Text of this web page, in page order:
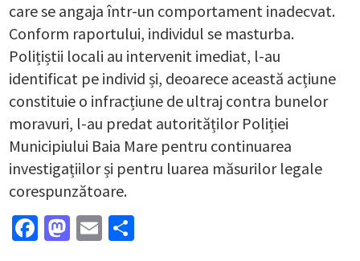
care se angaja într-un comportament inadecvat.
Conform raportului, individul se masturba.
Polițiștii locali au intervenit imediat, l-au
identificat pe individ și, deoarece această acțiune
constituie o infracțiune de ultraj contra bunelor
moravuri, l-au predat autorităților Poliției
Municipiului Baia Mare pentru continuarea
investigațiilor și pentru luarea măsurilor legale
corespunzătoare.
Facebook
Mastodon
Email